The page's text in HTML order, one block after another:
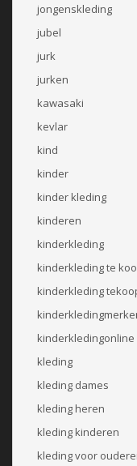
jongenskleding
jubel
jurk
jurken
kawasaki
kevlar
kind
kinder
kinder kleding
kinderen
kinderkleding
kinderkleding te
kinderkleding
kinderkledingonline
kleding
kleding dames
kleding heren
kleding kinderen
kleding voor